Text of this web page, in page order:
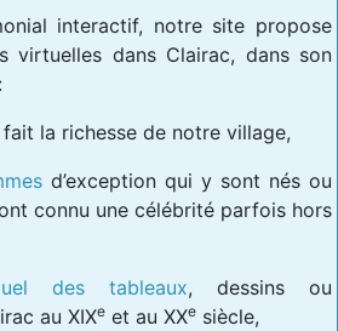
interactif, notre site propose
virtuelles dans Clairac, dans son
la richesse de notre village,
d’exception qui y sont nés ou
connu une célébrité parfois hors
des tableaux, dessins ou
au XIXe et au XXe siècle,